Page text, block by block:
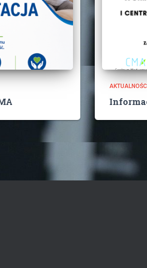
AKTUALNOŚCI